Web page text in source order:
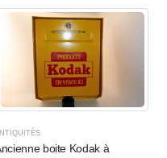
boite Kodak à